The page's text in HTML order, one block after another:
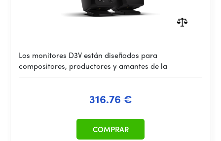
Los monitores D3V están diseñados para
compositores, productores y amantes de la
316.76 €
COMPRAR